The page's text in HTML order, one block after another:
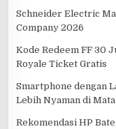
Schneider Electric
Company 2026
Kode Redeem FF 30
Royale Ticket Gratis
Smartphone dengan
Lebih Nyaman di Mata
Rekomendasi HP